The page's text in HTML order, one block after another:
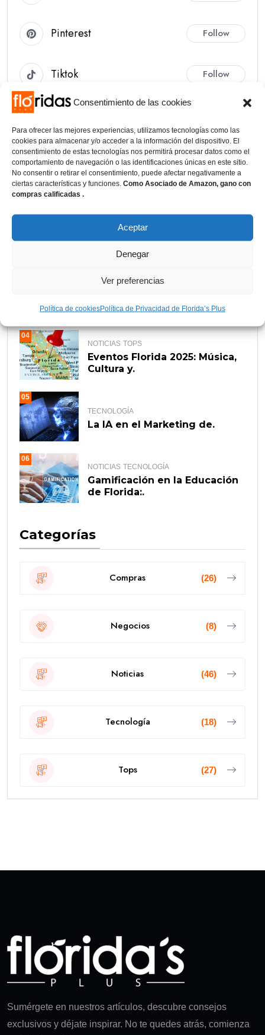
Consentimiento de las cookies
Para ofrecer las mejores experiencias, utilizamos tecnologías como las
cookies para almacenar y/o acceder a la información del dispositivo. El
consentimiento de estas tecnologías nos permitirá procesar datos como el
comportamiento de navegación o las identificaciones únicas en este sitio.
No consentir o retirar el consentimiento, puede afectar negativamente a
ciertas características y funciones. Como Asociado de Amazon, gano con
compras calificadas .
Aceptar
Denegar
Ver preferencias
Política de cookiesPolítica de Privacidad de Florida’s Plus
Pinterest Follow
Tiktok Follow
Más Leídos
01
NEGOCIOS
Rentar yate para el Día del.
02
Santa Claus Outfit: Ideas para
NOTICIAS
04
NOTICIAS TOPS
Eventos Florida 2025: Música,
Cultura y.
05
TECNOLOGÍA
La IA en el Marketing de.
06
NOTICIAS TECNOLOGÍA
Gamificación en la Educación
de Florida:.
Categorías
Compras (26)
Negocios (8)
Noticias (46)
Tecnología (18)
Tops (27)
Sumérgete en nuestros artículos, descubre consejos
exclusivos y déjate inspirar. No te quedes atrás, comienza